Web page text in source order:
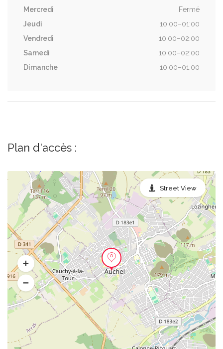
Mercredi
Fermé
Jeudi
10:00–01:00
Vendredi
10:00–02:00
Samedi
10:00–02:00
Dimanche
10:00–01:00
Plan d'accès :
Street View